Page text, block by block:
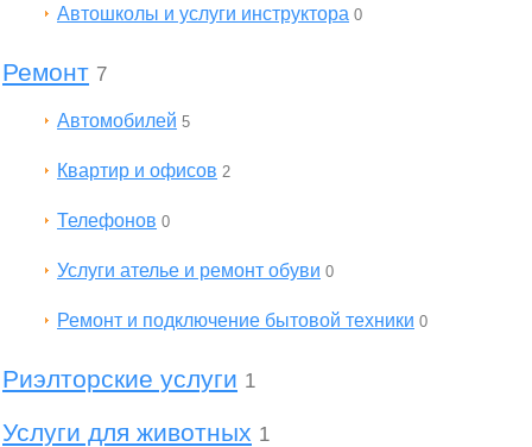
Автошколы и услуги инструктора 0
Ремонт 7
Автомобилей 5
Квартир и офисов 2
Телефонов 0
Услуги ателье и ремонт обуви 0
Ремонт и подключение бытовой техники 0
Риэлторские услуги 1
Услуги для животных 1